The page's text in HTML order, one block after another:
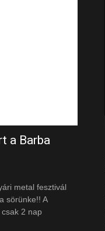
a Barba
metal fesztivál
sörünke!! A
2 nap